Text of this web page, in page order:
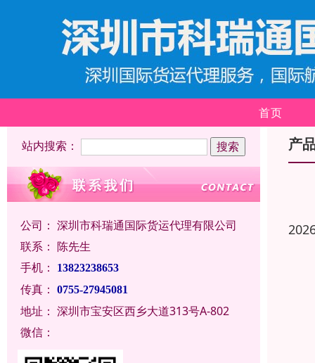
首页
站内搜索：
公司： 深圳市科瑞通国际货运代理有限公司
联系： 陈先生
手机：
13823238653
传真： 0755-27945081
地址： 深圳市宝安区西乡大道313号A-802
微信：
产